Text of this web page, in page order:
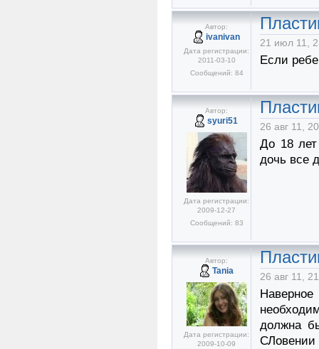
Автор:
ivanivan
Дата регистрации:
2011-03-10
Сообщений: 84
21 июл 11,
Если
Автор:
syuri51
Дата регистрации:
2009-12-27
Сообщений: 83
26 авг 11,
До 18
дочь все
Автор:
Tania
Дата регистрации:
2009-10-09
26 авг 11,
должна
СЛовении